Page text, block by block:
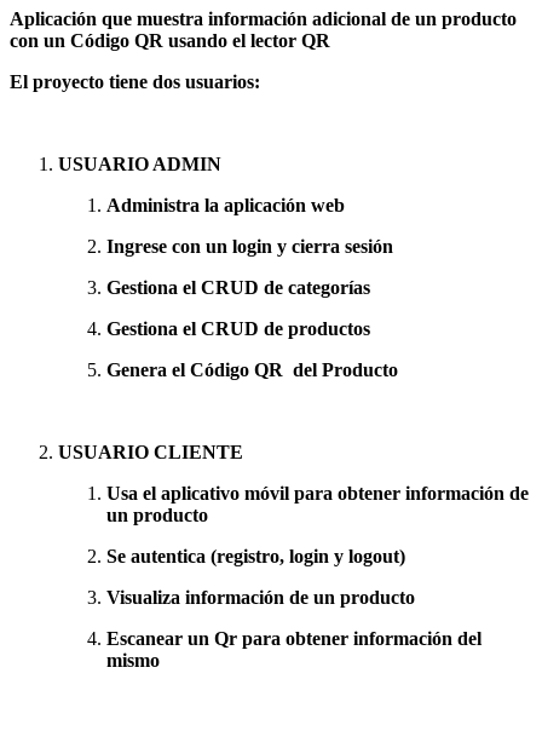
Aplicación que muestra información adicional de un producto
con un Código QR usando el lector QR
El proyecto tiene dos usuarios:
USUARIO ADMIN
Administra la aplicación web
Ingrese con un login y cierra sesión
Gestiona el CRUD de categorías
Gestiona el CRUD de productos
Genera el Código QR del Producto
USUARIO CLIENTE
Usa el aplicativo móvil para obtener información de
un producto
Se autentica (registro, login y logout)
Visualiza información de un producto
Escanear un Qr para obtener información del
mismo